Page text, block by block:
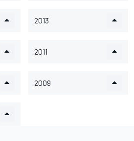
2013
2011
2009